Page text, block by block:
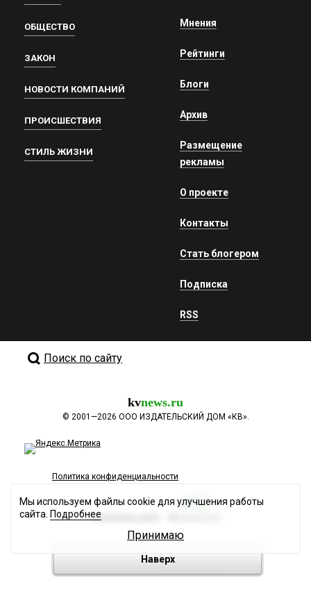
ОБЩЕСТВО
ЗАКОН
НОВОСТИ КОМПАНИЙ
ПРОИСШЕСТВИЯ
СТИЛЬ ЖИЗНИ
Мнения
Рейтинги
Блоги
Архив
Размещение
рекламы
О проекте
Контакты
Стать блогером
Подписка
RSS
Поиск по сайту
kvnews.ru
© 2001—2026 ООО ИЗДАТЕЛЬСКИЙ ДОМ «КВ».
Политика конфиденциальности
Разработка сайта
Наверх
Мы используем файлы cookie для улучшения работы
сайта. Подробнее
Принимаю